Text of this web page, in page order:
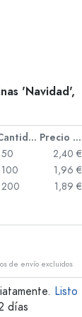
'Navidad',
Cantidad
Precio por unidad
50
2,40 €
100
1,96 €
200
1,89 €
de envío excluidos
Listo
días